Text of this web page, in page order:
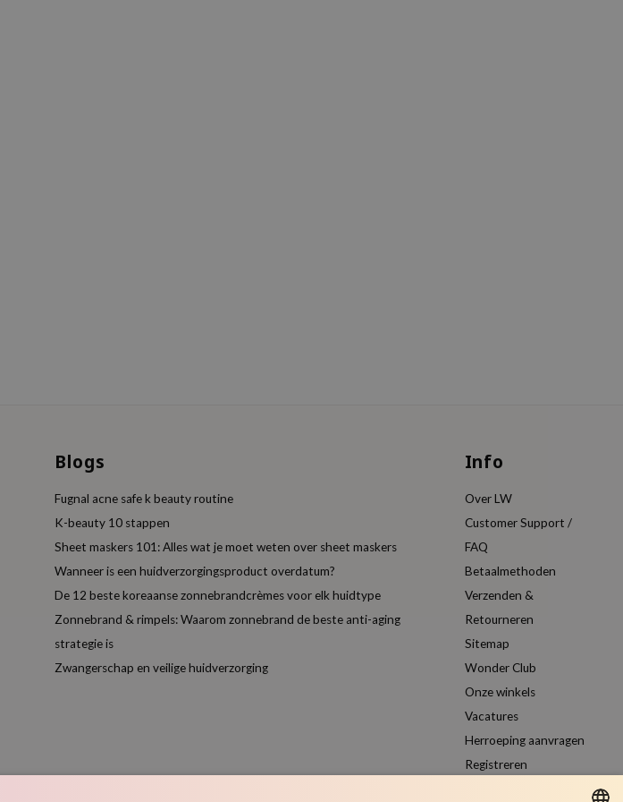
Blogs
Fugnal acne safe k beauty routine
K-beauty 10 stappen
Sheet maskers 101: Alles wat je moet weten over sheet maskers
Wanneer is een huidverzorgingsproduct overdatum?
De 12 beste koreaanse zonnebrandcrèmes voor elk huidtype
Zonnebrand & rimpels: Waarom zonnebrand de beste anti-aging
strategie is
Zwangerschap en veilige huidverzorging
Info
Over LW
Customer Support /
FAQ
Betaalmethoden
Verzenden &
Retourneren
Sitemap
Wonder Club
Onze winkels
Vacatures
Herroeping aanvragen
Registreren